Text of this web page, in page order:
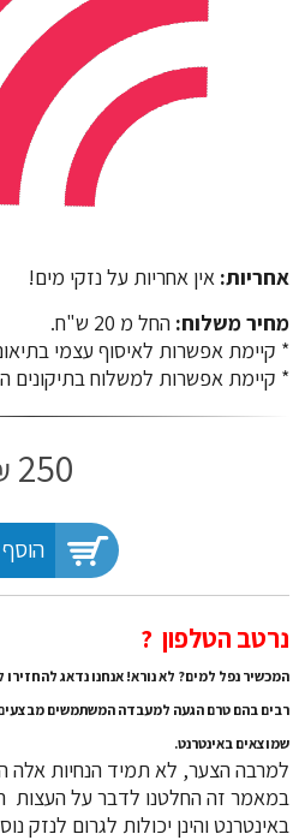
אחריות: אין אחריות על נזקי מים!
מחיר משלוח: החל מ 20 ש"ח.
​​​​​​​* קיימת אפשרות לאיסוף עצמי
* קיימת אפשרות למשלוח בתיקונים
250
​​​​​​​נרטב הטלפון ?
המכשיר נפל למים? לא נורא! אנחנו נדאג
רבים בהם טרם הגעה למעבדה המשתמשים מבצעים
שמוצאים באינטרנט.
למרבה הצער, לא תמיד הנחיות אלה
במאמר זה החלטנו לדבר על העצות
באינטרנט והינן יכולות לגרום לנזק